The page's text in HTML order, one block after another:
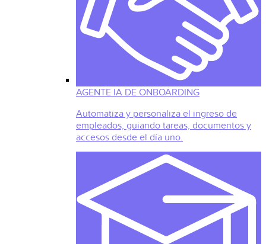
AGENTE IA DE ONBOARDING
Automatiza y personaliza el ingreso de
empleados, guiando tareas, documentos y
accesos desde el día uno.